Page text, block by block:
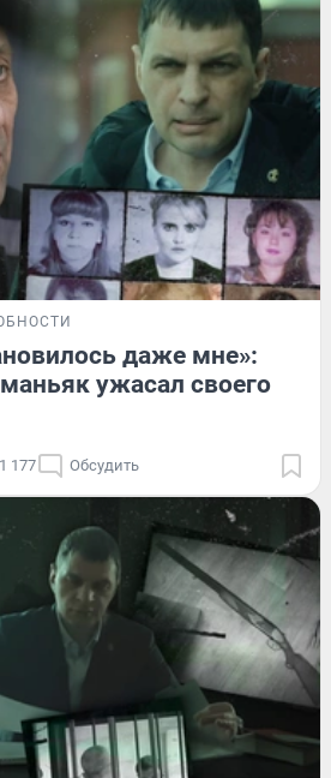
даже мне»:
ужасал своего
1 177 Обсудить